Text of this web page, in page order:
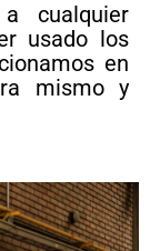
cualquier
usado los
en
mismo y